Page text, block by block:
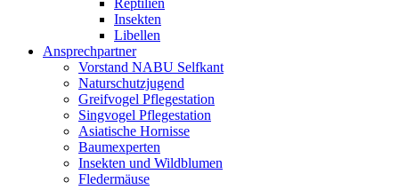
Reptilien
Insekten
Libellen
Ansprechpartner
Vorstand NABU Selfkant
Naturschutzjugend
Greifvogel Pflegestation
Singvogel Pflegestation
Asiatische Hornisse
Baumexperten
Insekten und Wildblumen
Fledermäuse